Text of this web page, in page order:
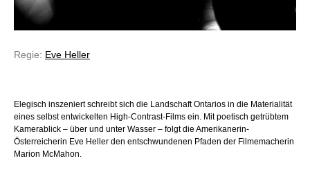
Regie: Eve Heller
Elegisch inszeniert schreibt sich die Landschaft Ontarios in die Materialität
eines selbst entwickelten High-Contrast-Films ein. Mit poetisch getrübtem
Kamerablick – über und unter Wasser – folgt die Amerikanerin-
Österreicherin Eve Heller den entschwundenen Pfaden der Filmemacherin
Marion McMahon.